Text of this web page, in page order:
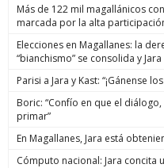
Más de 122 mil magallánicos
marcada por la alta
Elecciones en Magallanes: la
“bianchismo” se consolida y
Parisi a Jara y Kast: “¡Gánense
Boric: “Confío en que el
primar”
En Magallanes, Jara está
Cómputo nacional: Jara concita